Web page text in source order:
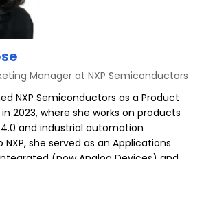
Manager at NXP Semiconductors
NXP Semiconductors as a Product
2023, where she works on products
and industrial automation
she served as an Applications
(now Analog Devices) and
Madhura brings deep expertise in